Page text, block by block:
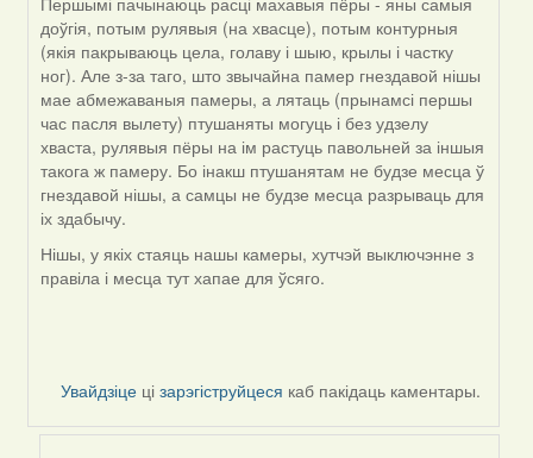
доўгія, потым рулявыя (на хвасце), потым контурныя
(якія пакрываюць цела, голаву і шыю, крылы і частку
ног). Але з-за таго, што звычайна памер гнездавой нішы
мае абмежаваныя памеры, а лятаць (прынамсі першы
час пасля вылету) птушаняты могуць і без удзелу
хваста, рулявыя пёры на ім растуць павольней за іншыя
такога ж памеру. Бо інакш птушанятам не будзе месца ў
гнездавой нішы, а самцы не будзе месца разрываць для
іх здабычу.
Нішы, у якіх стаяць нашы камеры, хутчэй выключэнне з
правіла і месца тут хапае для ўсяго.
Увайдзіце цізарэгіструйцеся каб пакідаць каментары.